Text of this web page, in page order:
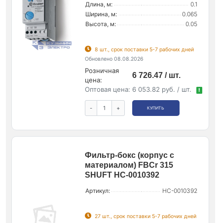
Длина, м:
0.1
Ширина, м:
0.065
Высота, м:
0.05
8 шт., срок поставки 5-7 рабочих дней
Обновлено 08.08.2026
Розничная
цена:
6 726.47 / шт.
Оптовая цена: 6 053.82 руб. / шт. !
- + КУПИТЬ
Фильтр-бокс (корпус с
материалом) FBCr 315
SHUFT НС-0010392
Артикул: НС-0010392
27 шт., срок поставки 5-7 рабочих дней